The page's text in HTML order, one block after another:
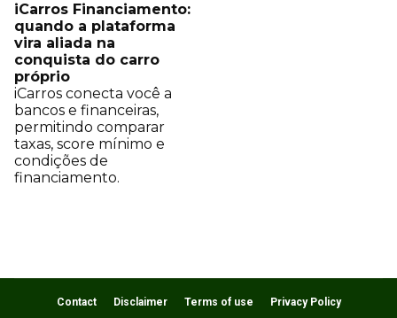
iCarros Financiamento:
quando a plataforma
vira aliada na
conquista do carro
próprio
iCarros conecta você a
bancos e financeiras,
permitindo comparar
taxas, score mínimo e
condições de
financiamento.
Contact Disclaimer Terms of use Privacy Policy